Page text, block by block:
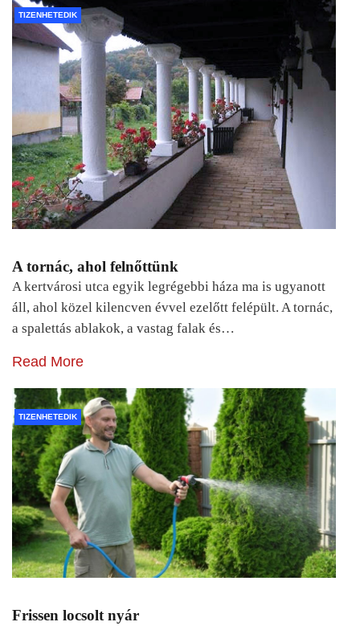
TIZENHETEDIK
A tornác, ahol felnőttünk
A kertvárosi utca egyik legrégebbi háza ma is ugyanott
áll, ahol közel kilencven évvel ezelőtt felépült. A tornác,
a spalettás ablakok, a vastag falak és…
Read More
TIZENHETEDIK
Frissen locsolt nyár